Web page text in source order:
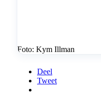
Foto: Kym Illman
Deel
Tweet